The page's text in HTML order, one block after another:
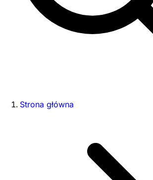
Strona główna